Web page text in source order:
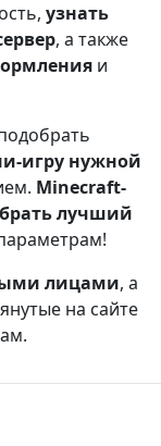
узнать
, а также
и
игру нужной
Minecraft-
лучший
лицами, а
на сайте